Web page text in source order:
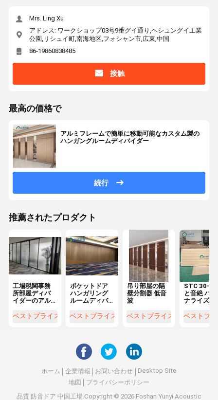
Mrs. Ling Xu
アドレス: ワークショップ03号9番グイ通り,ヘシュングイ工業
公園,リシュイ町,南海地区,フォシャン市,広東,中国
86-19860838485
接触
最高の価格で
アルミフレームで簡単に移動可能なカスタム製の
ハンガングルームディバイダー
続行
推薦されたプロダクト
工場税関事務
所部屋ディバ
イダーのアル
ームの単一の
ベストプライス
ポケットドア
ハンガリング
ルームディバ
仕上げと布の
ベストプライス
吊り部屋の隔
壁分割器 低音
波
ベストプライス
STC 30-
と音絶 パ
ナライズド
器
ベストプ
ホーム 企業情報 お問い合わせ
Desktop Site
地図
プライバシーポリシー
品質 防音ドア 中国工場.Copyright © 2026 Foshan Yunyi Acoustic